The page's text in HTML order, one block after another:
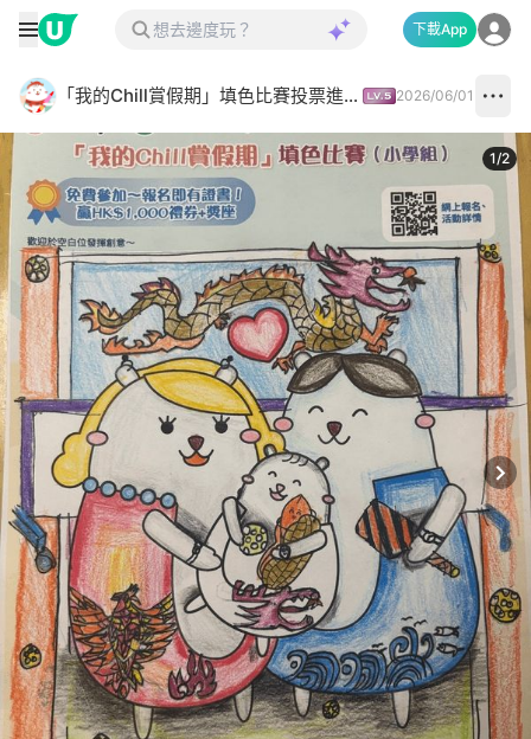
下載App
「我的Chill賞假期」填色比賽投票進行中✅ 2026/06/01
1/2